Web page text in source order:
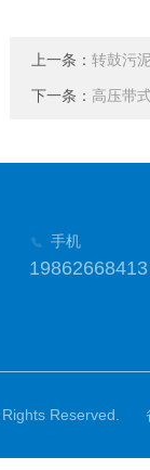
上一条： 转鼓污
下一条： 高压带
手机
19862668413
Reserved.